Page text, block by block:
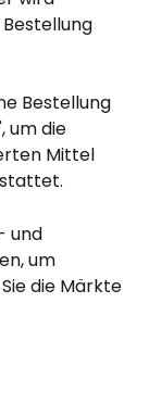
Bestellung
um die
Mittel
und
um
die Märkte